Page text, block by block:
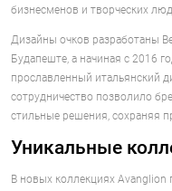
бизнесменов и творческих
Дизайны очков разработаны
Будапеште, а начиная с 2016
прославленный итальянский
сотрудничество позволило
стильные решения, сохраняя
Уникальные
В новых коллекциях Avanglion